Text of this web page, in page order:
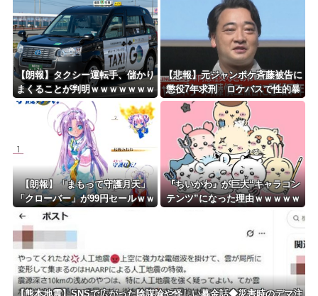
【朗報】タクシー運転手、儲かり
まくることが判明ｗｗｗｗｗｗｗ
ｗｗｗｗｗｗｗｗｗｗｗｗｗｗｗ
ｗｗｗ
【悲報】元ジャンポケ斉藤被告に
懲役7年求刑 ロケバスで性的暴
行の罪ｗｗｗｗｗｗｗｗｗ
【朗報】「まもって守護月天」
「クローバー」が99円セールｗｗ
ｗｗｗｗｗｗｗｗｗｗ
『ちいかわ』が巨大“キャラコン
テンツ”になった理由ｗｗｗｗｗ
【熊本地震】SNSで広がった陰謀論や怪しい募金話◆災害時のデマ注